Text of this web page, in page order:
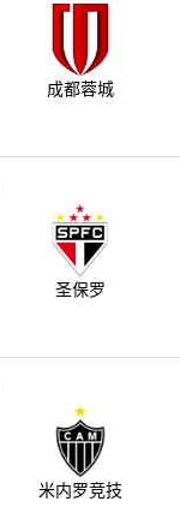
成都蓉城
圣保罗
米内罗竞技